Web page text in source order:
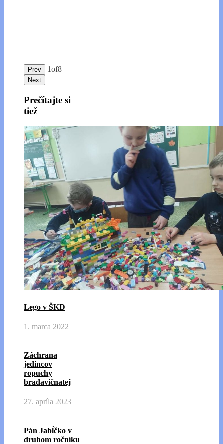
Prev 1of8
Next
Prečítajte si
tiež
Lego v ŠKD
1. marca 2022
Záchrana
jedincov
ropuchy
bradavičnatej
27. apríla 2023
Pán Jabĺčko v
druhom ročníku